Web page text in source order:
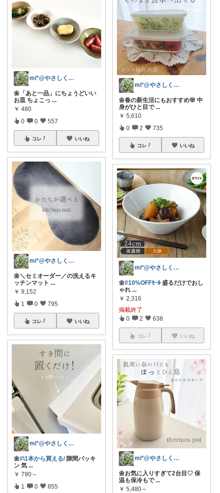
mi*@やさしく整う暮らし
🌼「あと一品」にちょうどいい
お皿 ちょこっ ...
￥ 480
0 0 557
コレ いいね
mi*@やさしく整う暮らし
🌼＼セミオーダー／の洗えるキ
ッチンマット ...
￥ 9,152
1 0 795
コレ いいね
mi*@やさしく整う暮らし
🌼#\1本から買える/隙間パッキ
ン 気 ...
￥ 790～
1 0 855
mi*@やさしく整う暮らし
🌼春の新生活にもおすすめ🌸 中
身がひと目で ...
￥ 5,610
0 2 735
コレ いいね
mi*@やさしく整う暮らし
🌼#10%OFFｾｰﾙ盛るだけでおし
ゃれ ...
￥ 2,316
掲載終了
0 2 638
コレ いいね
mi*@やさしく整う暮らし
🌼お気に入りすぎて2台目♡ 保
温も保冷もで ...
￥ 5,480～